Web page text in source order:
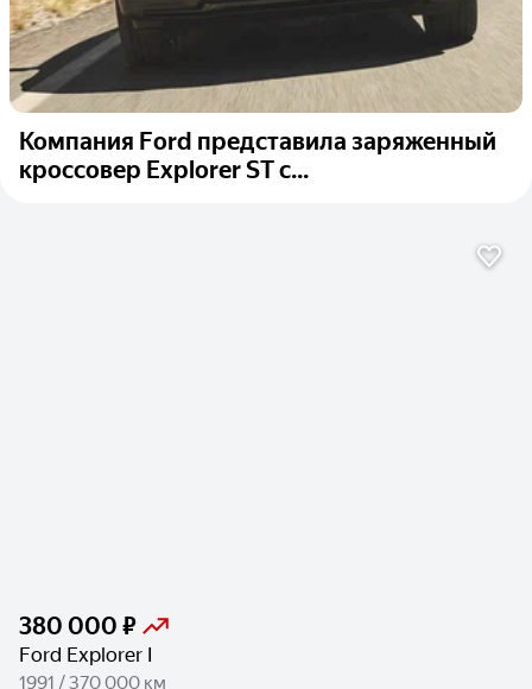
Компания Ford представила заряженный
кроссовер Explorer ST с...
380 000 ₽
Ford Explorer I
1991 / 370 000 км